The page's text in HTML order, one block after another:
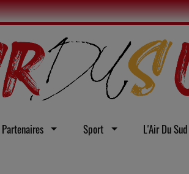
Partenaires Sport L'Air Du Sud